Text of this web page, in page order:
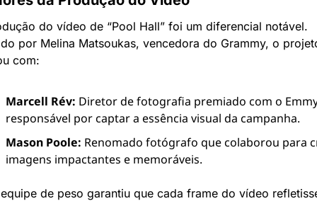
do vídeo de “Pool Hall” foi um diferencial notável.
por Melina Matsoukas, vencedora do Grammy, o
com:
Marcell Rév: Diretor de fotografia premiado com o
responsável por captar a essência visual da campanha.
Mason Poole: Renomado fotógrafo que colaborou para
imagens impactantes e memoráveis.
de peso garantiu que cada frame do vídeo